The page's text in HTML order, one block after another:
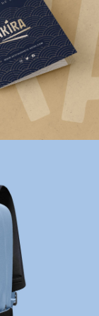
PUBLICITARIO